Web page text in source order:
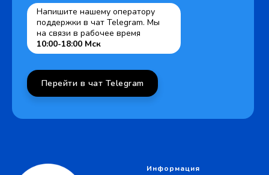
Напишите нашему оператору
поддержки в чат Telegram. Мы
на связи в рабочее время
10:00-18:00 Мск
Перейти в чат Telegram
Информация